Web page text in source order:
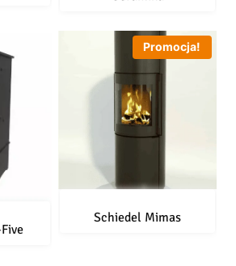
Promocja!
Schiedel Mimas